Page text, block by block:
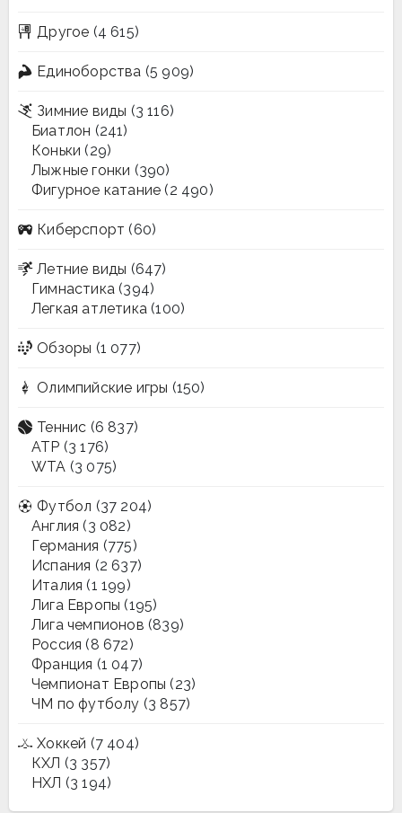
Другое (4 615)
Единоборства (5 909)
Зимние виды (3 116)
Биатлон (241)
Коньки (29)
Лыжные гонки (390)
Фигурное катание (2 490)
Киберспорт (60)
Летние виды (647)
Гимнастика (394)
Легкая атлетика (100)
Обзоры (1 077)
Олимпийские игры (150)
Теннис (6 837)
ATP (3 176)
WTA (3 075)
Футбол (37 204)
Англия (3 082)
Германия (775)
Испания (2 637)
Италия (1 199)
Лига Европы (195)
Лига чемпионов (839)
Россия (8 672)
Франция (1 047)
Чемпионат Европы (23)
ЧМ по футболу (3 857)
Хоккей (7 404)
КХЛ (3 357)
НХЛ (3 194)